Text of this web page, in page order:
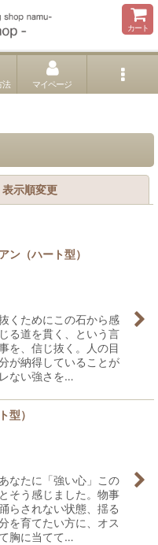
カート
法 マイページ
表示順変更
ン（ハート型）
くためにこの石から感
る道を貫く、という言
を、信じ抜く。人の目
が納得していることが
ない強さを…
型）
なたに「強い心」この
そう感じました。物事
らされない状態、揺る
を育てたい方に、オス
胸に当てて…